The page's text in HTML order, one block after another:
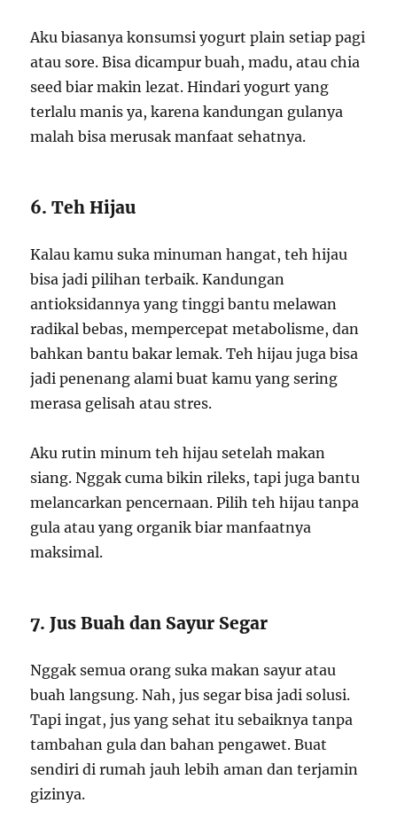
Aku biasanya konsumsi yogurt plain setiap pagi
atau sore. Bisa dicampur buah, madu, atau chia
seed biar makin lezat. Hindari yogurt yang
terlalu manis ya, karena kandungan gulanya
malah bisa merusak manfaat sehatnya.
6. Teh Hijau
Kalau kamu suka minuman hangat, teh hijau
bisa jadi pilihan terbaik. Kandungan
antioksidannya yang tinggi bantu melawan
radikal bebas, mempercepat metabolisme, dan
bahkan bantu bakar lemak. Teh hijau juga bisa
jadi penenang alami buat kamu yang sering
merasa gelisah atau stres.
Aku rutin minum teh hijau setelah makan
siang. Nggak cuma bikin rileks, tapi juga bantu
melancarkan pencernaan. Pilih teh hijau tanpa
gula atau yang organik biar manfaatnya
maksimal.
7. Jus Buah dan Sayur Segar
Nggak semua orang suka makan sayur atau
buah langsung. Nah, jus segar bisa jadi solusi.
Tapi ingat, jus yang sehat itu sebaiknya tanpa
tambahan gula dan bahan pengawet. Buat
sendiri di rumah jauh lebih aman dan terjamin
gizinya.